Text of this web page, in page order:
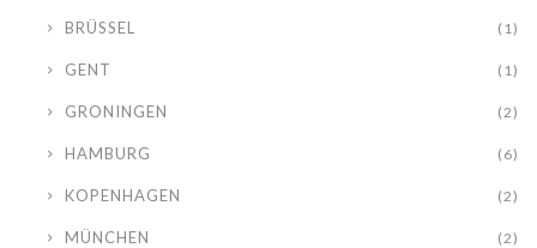
BRÜSSEL (1)
GENT (1)
GRONINGEN (2)
HAMBURG (6)
KOPENHAGEN (2)
MÜNCHEN (2)